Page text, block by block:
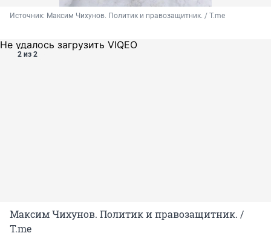
Источник: Максим Чихунов. Политик и правозащитник. / T.me
Не удалось загрузить VIQEO
2 из 2
Максим Чихунов. Политик и правозащитник. /
T.me